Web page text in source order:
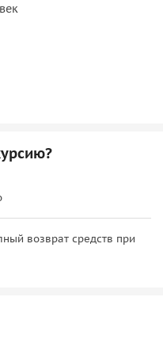
возврат средств при